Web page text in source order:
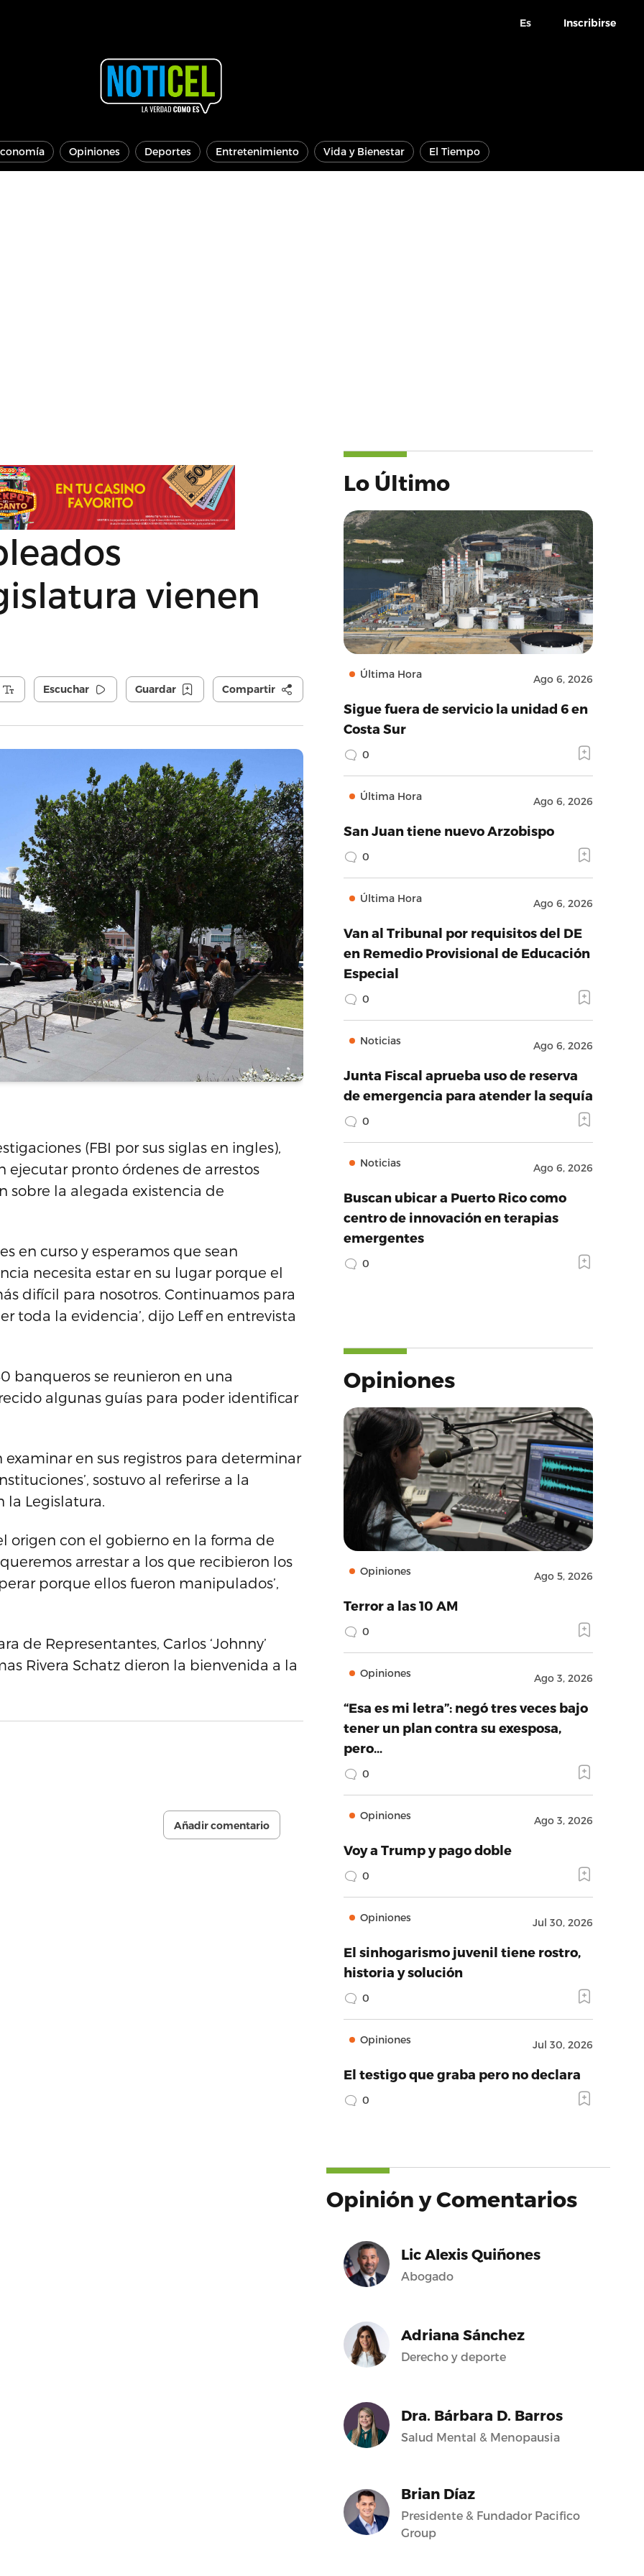
Es Inscribirse
Opiniones Deportes Entretenimiento Vida y Bienestar El Tiempo
vienen
Escuchar Guardar Compartir
(FBI por sus siglas en ingles),
ejecutar pronto órdenes de arrestos
sobre la alegada existencia de
en curso y esperamos que sean
necesita estar en su lugar porque el
difícil para nosotros. Continuamos para
toda la evidencia’, dijo Leff en entrevista
banqueros se reunieron en una
algunas guías para poder identificar
en sus registros para determinar
sostuvo al referirse a la
la Legislatura.
origen con el gobierno en la forma de
arrestar a los que recibieron los
porque ellos fueron manipulados’,
de Representantes, Carlos ‘Johnny’
Rivera Schatz dieron la bienvenida a la
Añadir comentario
Lo Último
Última Hora Ago 6, 2026
Sigue fuera de servicio la unidad 6 en
Costa Sur
0
Última Hora Ago 6, 2026
San Juan tiene nuevo Arzobispo
0
Última Hora Ago 6, 2026
Van al Tribunal por requisitos del DE
en Remedio Provisional de Educación
Especial
0
Noticias Ago 6, 2026
Junta Fiscal aprueba uso de reserva
de emergencia para atender la sequía
0
Noticias Ago 6, 2026
Buscan ubicar a Puerto Rico como
centro de innovación en terapias
emergentes
0
Opiniones
Opiniones Ago 5, 2026
Terror a las 10 AM
0
Opiniones Ago 3, 2026
“Esa es mi letra”: negó tres veces bajo
tener un plan contra su exesposa,
pero…
0
Opiniones Ago 3, 2026
Voy a Trump y pago doble
0
Opiniones Jul 30, 2026
El sinhogarismo juvenil tiene rostro,
historia y solución
0
Opiniones Jul 30, 2026
El testigo que graba pero no declara
0
Opinión y Comentarios
Lic Alexis Quiñones
Abogado
Adriana Sánchez
Derecho y deporte
Dra. Bárbara D. Barros
Salud Mental & Menopausia
Brian Díaz
Presidente & Fundador Pacifico
Group